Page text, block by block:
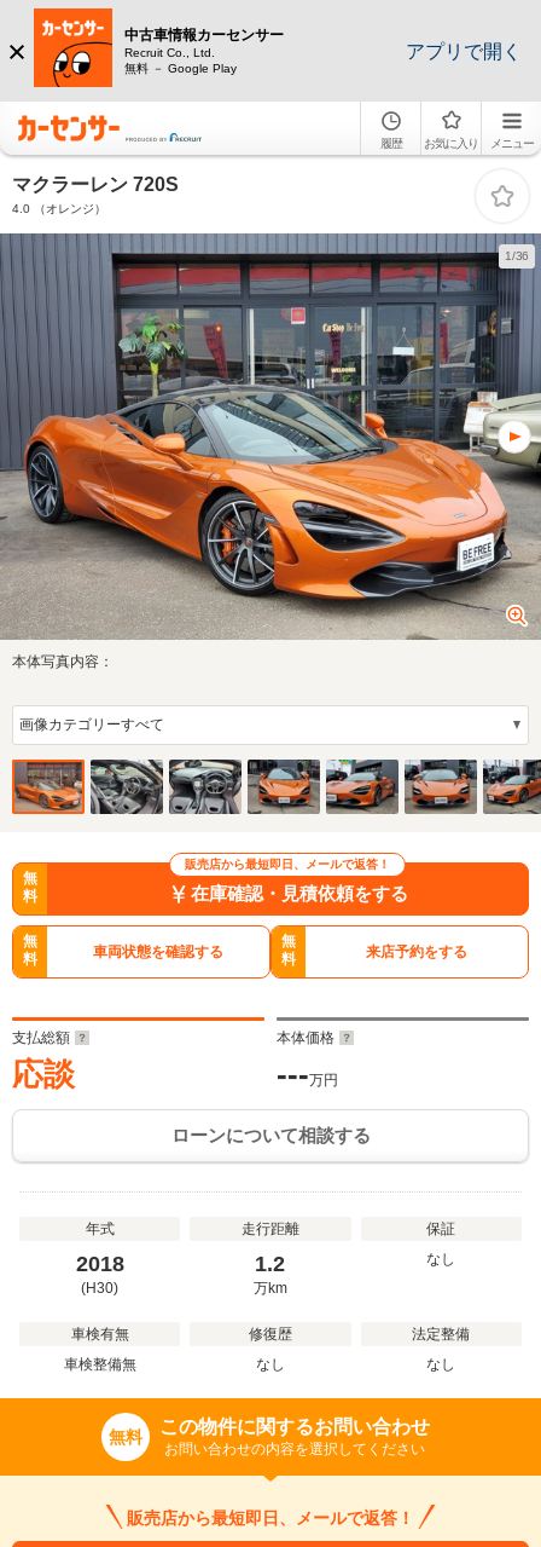
中古車情報カーセンサー
Recruit Co., Ltd.
無料 － Google Play
アプリで開く
履歴 お気に入り メニュー
マクラーレン 720S
4.0 （オレンジ）
1/36
本体写真内容：
販売店から最短即日、メールで返答！
無
料
在庫確認・見積依頼をする
無
料
車両状態を確認する
無
料
来店予約をする
支払総額
応談
本体価格
---万円
ローンについて相談する
年式
2018
(H30)
走行距離
1.2
万km
保証
なし
車検有無
車検整備無
修復歴
なし
法定整備
なし
無料 この物件に関するお問い合わせ
お問い合わせの内容を選択してください
販売店から最短即日、メールで返答！